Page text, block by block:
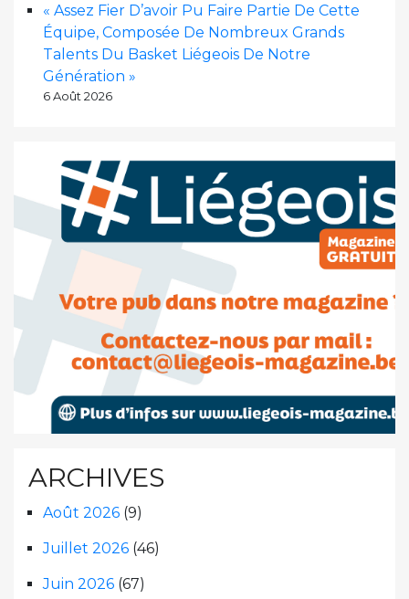
« Assez Fier D’avoir Pu Faire Partie De Cette
Équipe, Composée De Nombreux Grands
Talents Du Basket Liégeois De Notre
Génération »
6 Août 2026
ARCHIVES
Août 2026 (9)
Juillet 2026 (46)
Juin 2026 (67)